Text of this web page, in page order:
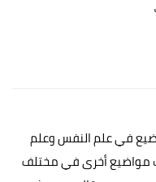
في علم النفس وعلم
مواضيع أخرى في مختلف